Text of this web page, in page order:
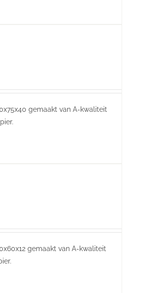
gemaakt van A-kwaliteit
gemaakt van A-kwaliteit